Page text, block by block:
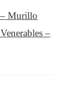
– Murillo
–